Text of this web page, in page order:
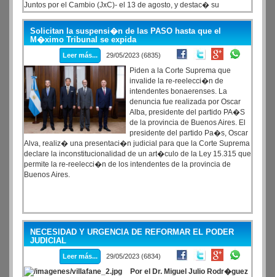
Juntos por el Cambio (JxC)- el 13 de agosto, y destac� su
�experiencia y capacidad de gesti�n �nica�.
Solicitan la suspensi�n de las PASO hasta que el
M�ximo Tribunal se expida
Leer más... 29/05/2023 (6835)
Piden a la Corte Suprema que
invalide la re-reelecci�n de
intendentes bonaerenses. La
denuncia fue realizada por Oscar
Alba, presidente del partido PA�S
de la provincia de Buenos Aires. El
presidente del partido Pa�s, Oscar
Alva, realiz� una presentaci�n judicial para que la Corte Suprema
declare la inconstitucionalidad de un art�culo de la Ley 15.315 que
permite la re-reelecci�n de los intendentes de la provincia de
Buenos Aires.
NECESIDAD Y URGENCIA DE REFORMAR EL PODER
JUDICIAL
Leer más... 29/05/2023 (6834)
Por el Dr. Miguel Julio Rodr�guez